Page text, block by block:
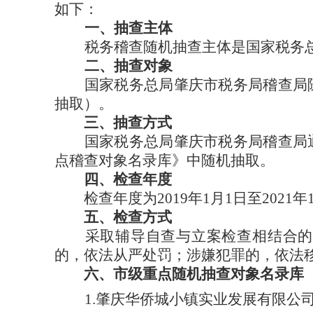
如下：
一、 抽查主体
税务稽查随机抽查主体是国家税务
二、 抽查对象
国家税务总局肇庆市税务局稽查局
抽取） 。
三、抽查方式
国家税务总局肇庆市税务局稽查局
点稽查对象名录库》中随机抽取 。
四 、检查年度
检查年度为2019年1月1日 至2021年
五、检查方式
采取辅导自查与立案检查相结合
的，依法从严处罚；涉嫌犯罪的，依法
六、 市级重点随机抽查对象名录库
1.肇庆华侨城小镇实业发展有限公